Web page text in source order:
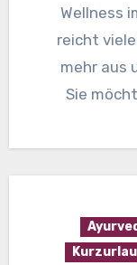
Wellness
reicht
mehr aus
Sie